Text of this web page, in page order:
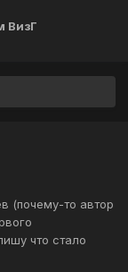
ВизГ
(почему-то автор
что стало